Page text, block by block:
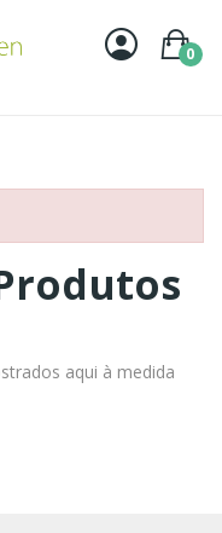
0
aqui à medida